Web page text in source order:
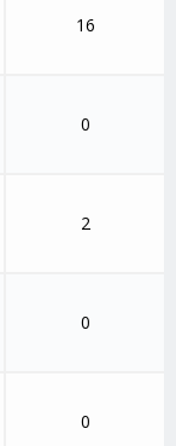
16
0
2
0
0